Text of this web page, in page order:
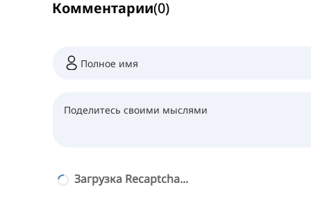
Комментарии(0)
Загрузка Recaptcha...